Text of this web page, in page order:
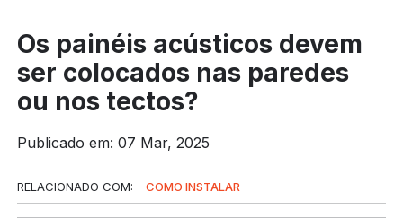
Os painéis acústicos devem
ser colocados nas paredes
ou nos tectos?
Publicado em: 07 Mar, 2025
RELACIONADO COM: COMO INSTALAR